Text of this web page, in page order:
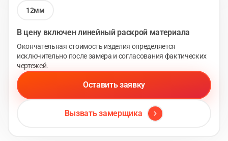
12мм
В цену включен линейный раскрой материала
Окончательная стоимость изделия определяется
исключительно после замера и согласования фактических
чертежей.
Оставить заявку
Вызвать замерщика